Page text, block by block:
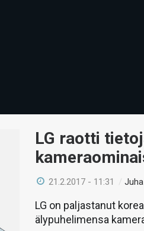
LG raotti
21.2.2017 - 11:31 /
LG on paljastanut
älypuhelimensa